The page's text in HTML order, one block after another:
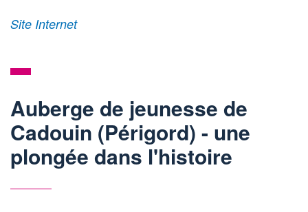
Site Internet
Auberge de jeunesse de
Cadouin (Périgord) - une
plongée dans l'histoire